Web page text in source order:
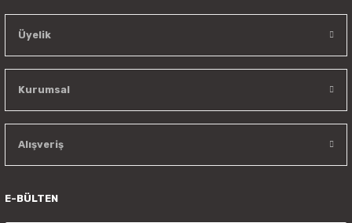
Üyelik
Kurumsal
Alışveriş
E-BÜLTEN